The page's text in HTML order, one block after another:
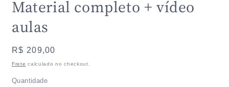
Material completo + vídeo
aulas
Preço
normal
R$ 209,00
Frete calculado no checkout.
Quantidade
Quantidade